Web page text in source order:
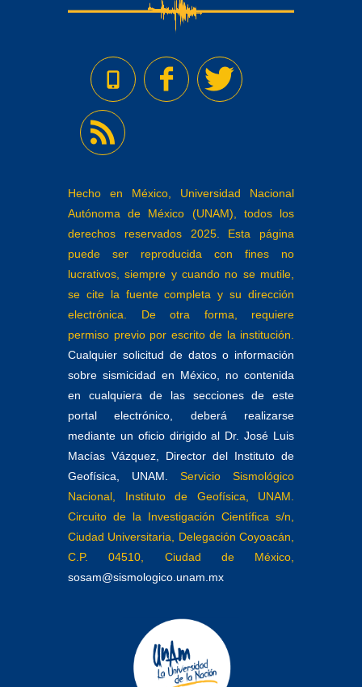
Hecho en México, Universidad Nacional
Autónoma de México (UNAM), todos los
derechos reservados 2025. Esta página
puede ser reproducida con fines no
lucrativos, siempre y cuando no se mutile,
se cite la fuente completa y su dirección
electrónica. De otra forma, requiere
permiso previo por escrito de la institución.
Cualquier solicitud de datos o información
sobre sismicidad en México, no contenida
en cualquiera de las secciones de este
portal electrónico, deberá realizarse
mediante un oficio dirigido al Dr. José Luis
Macías Vázquez, Director del Instituto de
Geofísica, UNAM.
Servicio Sismológico
Nacional, Instituto de Geofísica, UNAM.
Circuito de la Investigación Científica s/n,
Ciudad Universitaria, Delegación Coyoacán,
C.P. 04510, Ciudad de México,
sosam@sismologico.unam.mx